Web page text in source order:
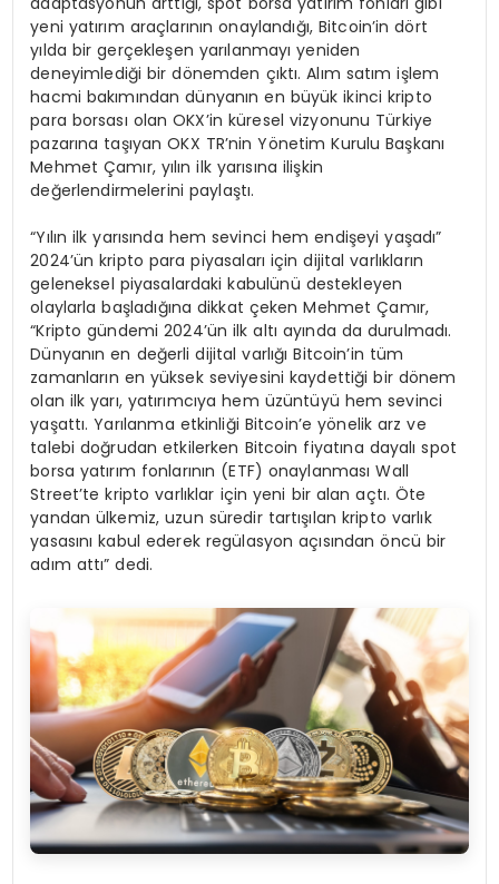
yeni yatırım araçlarının onaylandığı, Bitcoin’in dört
yılda bir gerçekleşen yarılanmayı yeniden
deneyimlediği bir dönemden çıktı. Alım satım işlem
hacmi bakımından dünyanın en büyük ikinci kripto
para borsası olan OKX’in küresel vizyonunu Türkiye
pazarına taşıyan OKX TR’nin Yönetim Kurulu Başkanı
Mehmet Çamır, yılın ilk yarısına ilişkin
değerlendirmelerini paylaştı.
“Yılın ilk yarısında hem sevinci hem endişeyi yaşadı”
2024’ün kripto para piyasaları için dijital varlıkların
geleneksel piyasalardaki kabulünü destekleyen
olaylarla başladığına dikkat çeken Mehmet Çamır,
“Kripto gündemi 2024’ün ilk altı ayında da durulmadı.
Dünyanın en değerli dijital varlığı Bitcoin’in tüm
zamanların en yüksek seviyesini kaydettiği bir dönem
olan ilk yarı, yatırımcıya hem üzüntüyü hem sevinci
yaşattı. Yarılanma etkinliği Bitcoin’e yönelik arz ve
talebi doğrudan etkilerken Bitcoin fiyatına dayalı spot
borsa yatırım fonlarının (ETF) onaylanması Wall
Street’te kripto varlıklar için yeni bir alan açtı. Öte
yandan ülkemiz, uzun süredir tartışılan kripto varlık
yasasını kabul ederek regülasyon açısından öncü bir
adım attı” dedi.